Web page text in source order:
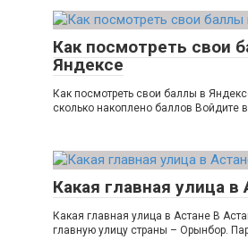
Как посмотреть свои
Яндексе
Как посмотреть свои баллы в
сколько накоплено баллов Войдите
Какая главная улица в
Какая главная улица в Астане В
главную улицу страны – Орынбор.